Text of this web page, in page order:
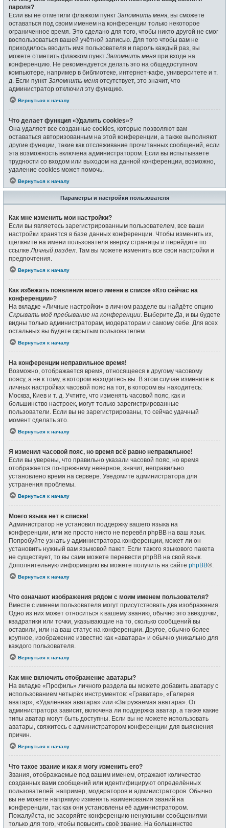
пароля?
Если вы не отметили флажком пункт Запомнить меня , вы сможете
оставаться под своим именем на конференции только некоторое
ограниченное время. Это сделано для того, чтобы никто другой не смог
воспользоваться вашей учётной записью. Для того чтобы вам не
приходилось вводить имя пользователя и пароль каждый раз, вы
можете отметить флажком пункт Запомнить меня при входе на
конференцию. Не рекомендуется делать это на общедоступном
компьютере, например в библиотеке, интернет-кафе, университете и т.
д. Если пункт Запомнить меня отсутствует, это значит, что
администратор отключил эту функцию.
Вернуться к началу
Что делает функция «Удалить cookies»?
Она удаляет все созданные cookies, которые позволяют вам
оставаться авторизованным на этой конференции, а также выполняют
другие функции, такие как отслеживание прочитанных сообщений, если
эта возможность включена администратором. Если вы испытываете
трудности со входом или выходом на данной конференции, возможно,
удаление cookies может помочь.
Вернуться к началу
Параметры и настройки пользователя
Как мне изменить мои настройки?
Если вы являетесь зарегистрированным пользователем, все ваши
настройки хранятся в базе данных конференции. Чтобы изменить их,
щёлкните на имени пользователя вверху страницы и перейдите по
ссылкеЛичный раздел. Там вы можете изменить все свои настройки и
предпочтения.
Вернуться к началу
Как избежать появления моего имени в списке «Кто сейчас на
конференции»?
На вкладке «Личные настройки» в личном разделе вы найдёте опцию
Скрывать моё пребывание на конференции. ВыберитеДа, и вы будете
видны только администраторам, модераторам и самому себе. Для всех
остальных вы будете скрытым пользователем.
Вернуться к началу
На конференции неправильное время!
Возможно, отображается время, относящееся к другому часовому
поясу, а не к тому, в котором находитесь вы. В этом случае измените в
личных настройках часовой пояс на тот, в котором вы находитесь:
Москва, Киев и т. д. Учтите, что изменять часовой пояс, как и
большинство настроек, могут только зарегистрированные
пользователи. Если вы не зарегистрированы, то сейчас удачный
момент сделать это.
Вернуться к началу
Я изменил часовой пояс, но время всё равно неправильное!
Если вы уверены, что правильно указали часовой пояс, но время
отображается по-прежнему неверное, значит, неправильно
установлено время на сервере. Уведомите администратора для
устранения проблемы.
Вернуться к началу
Моего языка нет в списке!
Администратор не установил поддержку вашего языка на
конференции, или же просто никто не перевёл phpBB на ваш язык.
Попробуйте узнать у администратора конференции, может ли он
установить нужный вам языковой пакет. Если такого языкового пакета
не существует, то вы сами можете перевести phpBB на свой язык.
Дополнительную информацию вы можете получить на сайте phpBB®.
Вернуться к началу
Что означают изображения рядом с моим именем пользователя?
Вместе с именем пользователя могут присутствовать два изображения.
Одно из них может относиться к вашему званию, обычно это звёздочки,
квадратики или точки, указывающие на то, сколько сообщений вы
оставили, или на ваш статус на конференции. Другое, обычно более
крупное, изображение известно как «аватара» и обычно уникально для
каждого пользователя.
Вернуться к началу
Как мне включить отображение аватары?
На вкладке «Профиль» личного раздела вы можете добавить аватару с
использованием четырёх инструментов: «Граватар», «Галерея
аватар», «Удалённая аватара» или «Загружаемая аватара». От
администратора зависит, включена ли поддержка аватар, а также какие
типы аватар могут быть доступны. Если вы не можете использовать
аватары, свяжитесь с администратором конференции для выяснения
причин.
Вернуться к началу
Что такое звание и как я могу изменить его?
Звания, отображаемые под вашим именем, отражают количество
созданных вами сообщений или идентифицируют определённых
пользователей: например, модераторов и администраторов. Обычно
вы не можете напрямую изменять наименования званий на
конференции, так как они установлены её администратором.
Пожалуйста, не засоряйте конференцию ненужными сообщениями
только для того, чтобы повысить своё звание. На большинстве